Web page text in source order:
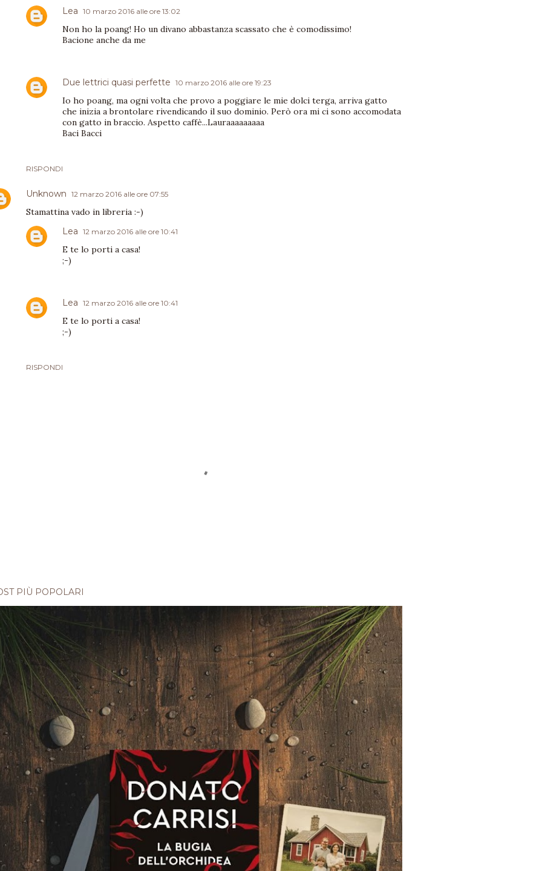
RISPONDI
Lea 10 marzo 2016 alle ore 13:02
Non ho la poang! Ho un divano abbastanza scassato che è comodissimo!
Bacione anche da me
Due lettrici quasi perfette 10 marzo 2016 alle ore 19:23
Io ho poang, ma ogni volta che provo a poggiare le mie dolci terga, arriva gatto
che inizia a brontolare rivendicando il suo dominio. Però ora mi ci sono accomodata
con gatto in braccio. Aspetto caffè...Lauraaaaaaaaa
Baci Bacci
Unknown 12 marzo 2016 alle ore 07:55
Stamattina vado in libreria :-)
RISPONDI
Lea 12 marzo 2016 alle ore 10:41
E te lo porti a casa!
;-)
Lea 12 marzo 2016 alle ore 10:41
E te lo porti a casa!
;-)
PIÙ POPOLARI